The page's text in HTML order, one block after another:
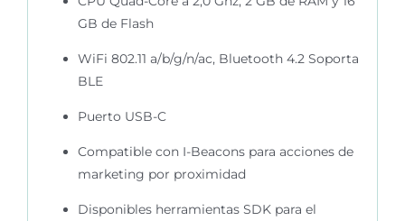
GB de Flash
WiFi 802.11 a/b/g/n/ac, Bluetooth 4.2 Soporta
BLE
Puerto USB-C
Compatible con I-Beacons para acciones de
marketing por proximidad
Disponibles herramientas SDK para el